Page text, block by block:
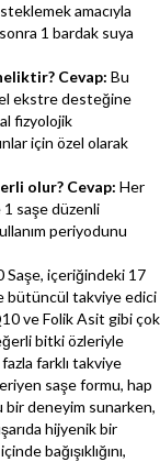
amacıyla
1 bardak suya
Cevap: Bu
ekstre desteğine
fizyolojik
için özel olarak
olur? Cevap: Her
1 saşe düzenli
periyodunu
Saşe, içeriğindeki 17
bütüncül takviye edici
ve Folik Asit gibi çok
bitki özleriyle
farklı takviye
saşe formu, hap
deneyim sunarken,
hijyenik bir
bağışıklığını,